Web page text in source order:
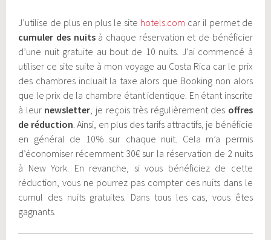
J’utilise de plus en plus le site hotels.com car il permet de
cumuler des nuitsà chaque réservation et de bénéficier
d’une nuit gratuite au bout de 10 nuits. J’ai commencé à
utiliser ce site suite à mon voyage au Costa Rica car le prix
des chambres incluait la taxe alors que Booking non alors
que le prix de la chambre étant identique. En étant inscrite
à leur newsletter , je reçois très régulièrement des offres
de réduction . Ainsi, en plus des tarifs attractifs, je bénéficie
en général de 10% sur chaque nuit. Cela m’a permis
d’économiser récemment 30€ sur la réservation de 2 nuits
à New York. En revanche, si vous bénéficiez de cette
réduction, vous ne pourrez pas compter ces nuits dans le
cumul des nuits gratuites. Dans tous les cas, vous êtes
gagnants.